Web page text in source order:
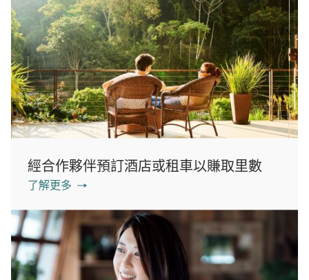
經合作夥伴預訂酒店或租車以賺取里數
了解更多